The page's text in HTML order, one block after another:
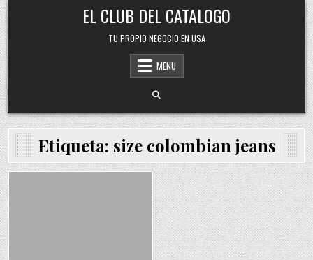
Skip
to
content
EL CLUB DEL CATALOGO
TU PROPIO NEGOCIO EN USA
MENU
Etiqueta: size colombian jeans